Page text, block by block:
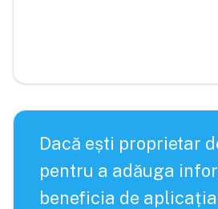
Dacă ești proprietar
pentru a adăuga
beneficia de